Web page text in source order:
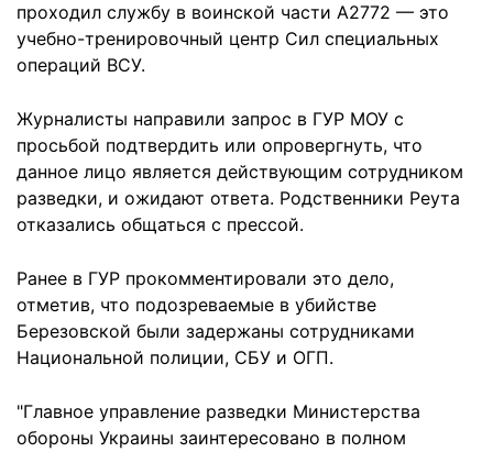
проходил службу в воинской части А2772 — это
учебно-тренировочный центр Сил специальных
операций ВСУ.
Журналисты направили запрос в ГУР МОУ с
просьбой подтвердить или опровергнуть, что
данное лицо является действующим сотрудником
разведки, и ожидают ответа. Родственники Реута
отказались общаться с прессой.
Ранее в ГУР прокомментировали это дело,
отметив, что подозреваемые в убийстве
Березовской были задержаны сотрудниками
Национальной полиции, СБУ и ОГП.
"Главное управление разведки Министерства
обороны Украины заинтересовано в полном